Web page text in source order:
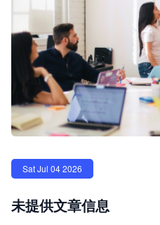
Sat Jul 04 2026
未提供文章信息